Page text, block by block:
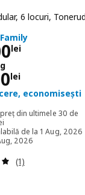
6 locuri,
lei
lei
economisești
din ultimele 30 de
preț din ultimele 30
de la 1 Aug, 2026
2026
Evaluare: 5 din
(1)